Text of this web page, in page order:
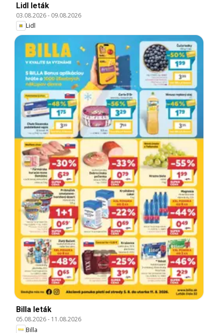
Lidl leták
03.08.2026- 09.08.2026
Lidl
Billa leták
05.08.2026- 11.08.2026
Billa